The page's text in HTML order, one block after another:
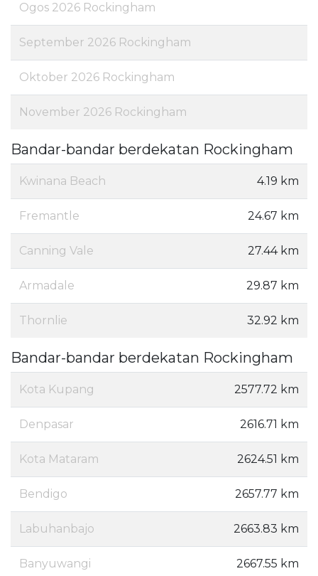
Ogos 2026 Rockingham
September 2026 Rockingham
Oktober 2026 Rockingham
November 2026 Rockingham
Bandar-bandar berdekatan Rockingham
Kwinana Beach 4.19 km
Fremantle 24.67 km
Canning Vale 27.44 km
Armadale 29.87 km
Thornlie 32.92 km
Bandar-bandar berdekatan Rockingham
Kota Kupang 2577.72 km
Denpasar 2616.71 km
Kota Mataram 2624.51 km
Bendigo 2657.77 km
Labuhanbajo 2663.83 km
Banyuwangi 2667.55 km